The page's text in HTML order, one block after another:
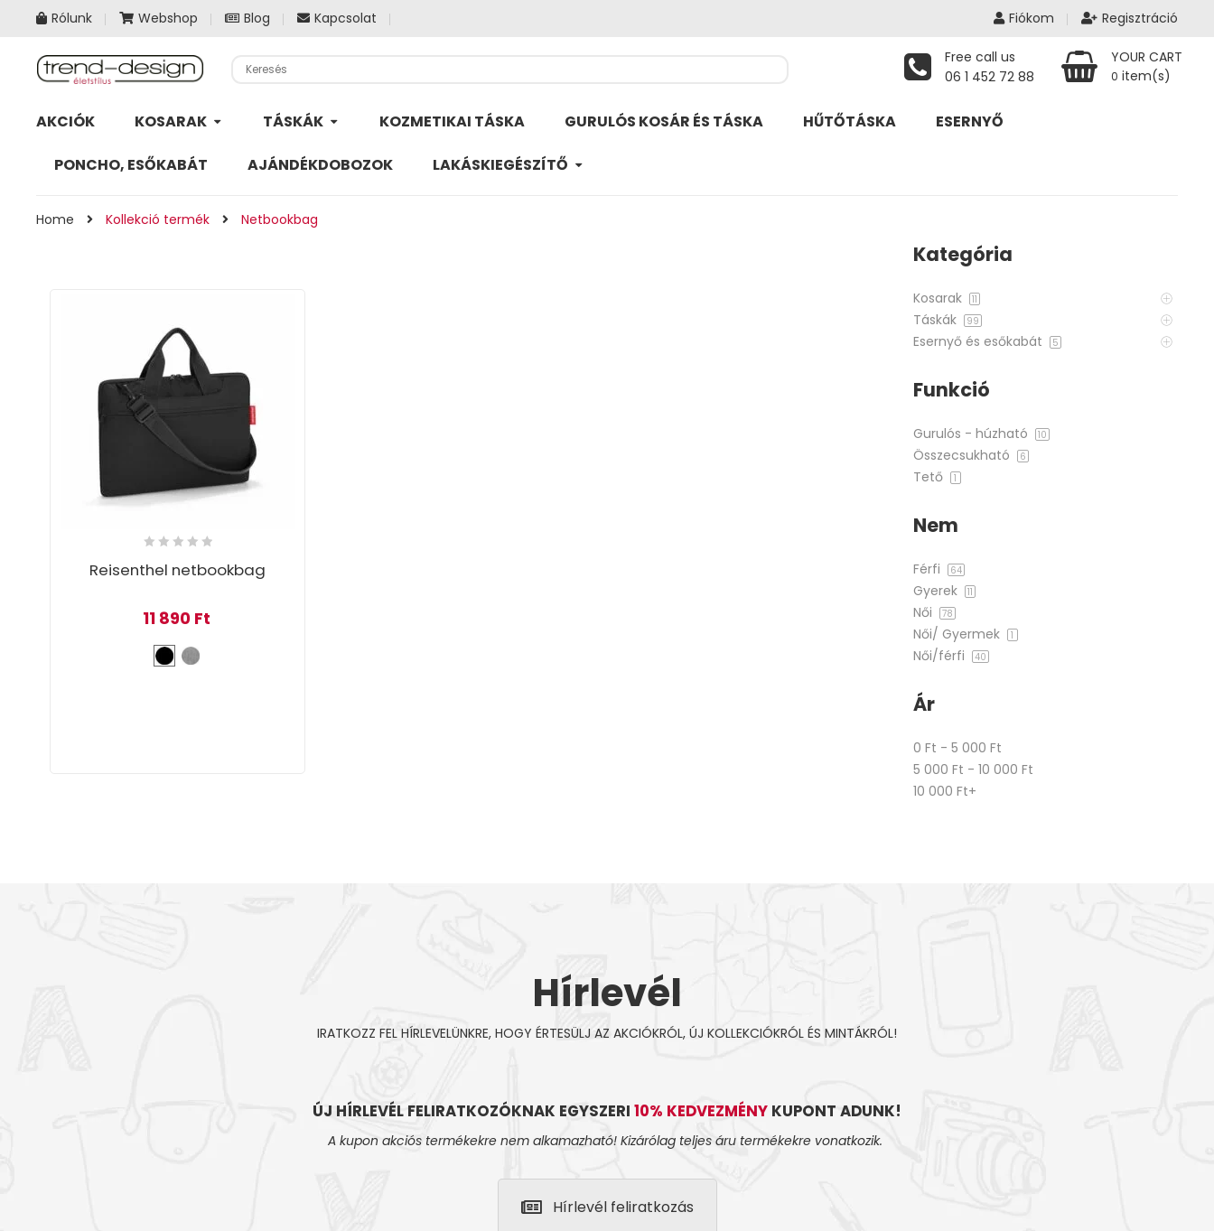
Rólunk Webshop Blog Kapcsolat Fiókom Regisztráció
Free call us
06 1 452 72 88
YOUR CART
0 item(s)
AKCIÓK KOSARAK TÁSKÁK KOZMETIKAI TÁSKA GURULÓS KOSÁR ÉS TÁSKA HŰTŐTÁSKA ESERNYŐ
PONCHO, ESŐKABÁT AJÁNDÉKDOBOZOK LAKÁSKIEGÉSZÍTŐ
Home Kollekció termék Netbookbag
Reisenthel netbookbag
11 890 Ft
Kategória
Kosarak 11
Táskák 99
Esernyő és esőkabát 5
Funkció
Gurulós - húzható 10
Összecsukható 6
Tető 1
Nem
Férfi 64
Gyerek 11
Női 78
Női/ Gyermek 1
Női/férfi 40
Ár
0 Ft - 5 000 Ft
5 000 Ft - 10 000 Ft
10 000 Ft+
Hírlevél
IRATKOZZ FEL HÍRLEVELÜNKRE, HOGY ÉRTESÜLJ AZ AKCIÓKRÓL, ÚJ KOLLEKCIÓKRÓL ÉS MINTÁKRÓL!
ÚJ HÍRLEVÉL FELIRATKOZÓKNAK EGYSZERI 10% KEDVEZMÉNY KUPONT ADUNK!
A kupon akciós termékekre nem alkamazható! Kizárólag teljes áru termékekre vonatkozik.
Hírlevél feliratkozás